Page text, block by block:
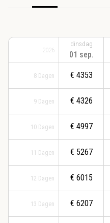
2026
8 Dagen
9 Dagen
10 Dagen
11 Dagen
12 Dagen
13 Dagen
dinsdag
01 sep.
€ 4353
€ 4326
€ 4997
€ 5267
€ 6015
€ 6207